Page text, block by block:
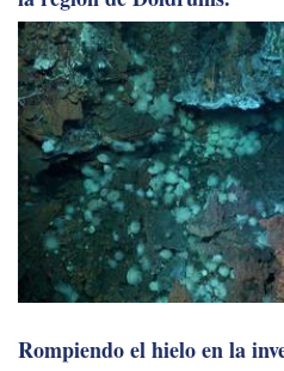
Descubiertas chimeneas
la región de Doldrums.